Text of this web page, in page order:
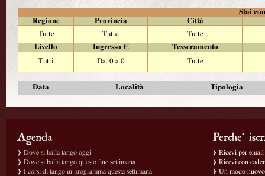
Stai
Regione
Provincia
Città
Tutte
Tutte
Tutte
Livello
Ingresso €
Tesseramento
Tutti
Da: 0 a 0 Tutte
Data Località Tipologia
Dove si balla tango oggi
Dove si balla tango questo fine settimana
I corsi di tango in programma questa settimana
Ricevi per
Ricevi con
Un modo